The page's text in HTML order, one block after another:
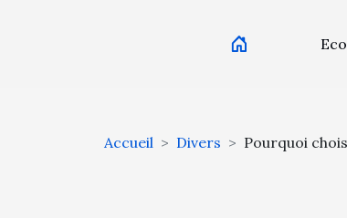
Accueil Divers Pourquoi